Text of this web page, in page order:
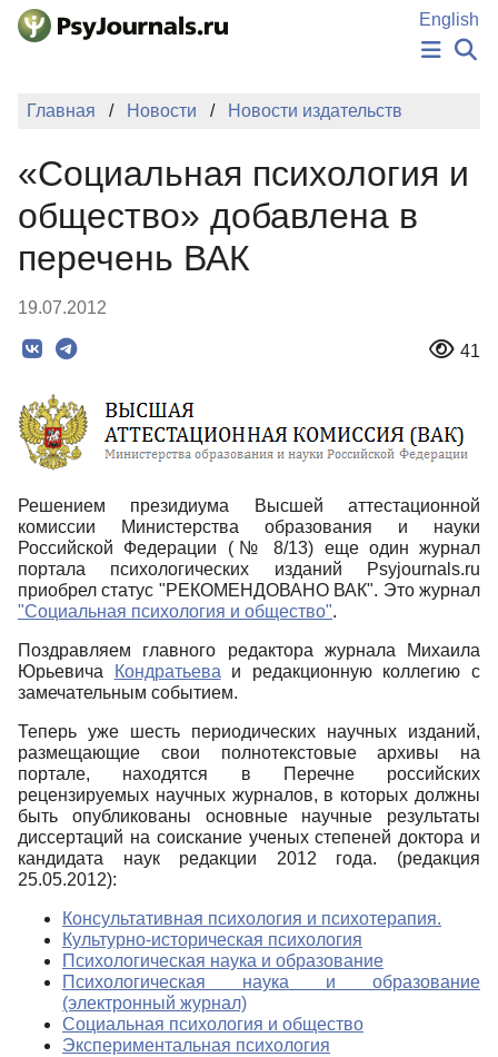
Перейти к основному содержанию
English
НОВОСТИ
ПОДАТЬ РУКОПИСЬ
БАЗА ЗНАНИЙ
КЛЮЧЕВЫЕ СЛОВА
Регистрация
Главная Новости Новости издательств
«Социальная психология и
общество» добавлена в
перечень ВАК
19.07.2012
41
Решением президиума Высшей аттестационной
комиссии Министерства образования и науки
Российской Федерации (№ 8/13) еще один журнал
портала психологических изданий Psyjournals.ru
приобрел статус "РЕКОМЕНДОВАНО ВАК". Это журнал
"Социальная психология и общество".
Поздравляем главного редактора журнала Михаила
Юрьевича
Кондратьеваи редакционную коллегию с
замечательным событием.
Теперь уже шесть периодических научных изданий,
размещающие свои полнотекстовые архивы на
портале, находятся в Перечне российских
рецензируемых научных журналов, в которых должны
быть опубликованы основные научные результаты
диссертаций на соискание ученых степеней доктора и
кандидата наук редакции 2012 года. (редакция
25.05.2012):
Консультативная психология и психотерапия.
Культурно-историческая психология
Психологическая наука и образование
Психологическая наука и образование
(электронный журнал)
Социальная психология и общество
Экспериментальная психология